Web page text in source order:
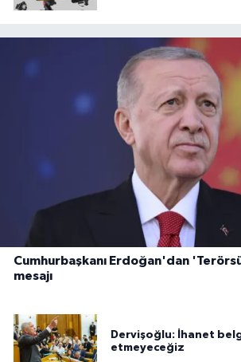
Cumhurbaşkanı Erdoğan'dan
mesajı
Dervişoğlu: İhanet
etmeyeceğiz